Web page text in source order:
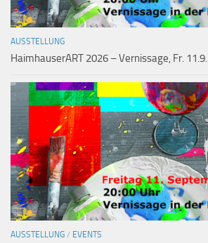
AUSSTELLUNG
HaimhauserART 2026 – Vernissage, Fr. 11.9.
AUSSTELLUNG / EVENTS